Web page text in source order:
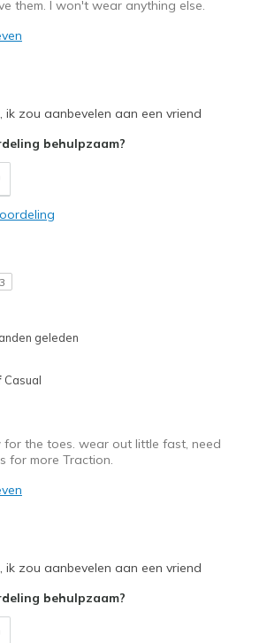
them. I won't wear anything else.
Feels full size too small
Shoes are for Wearing
ik zou aanbevelen aan een vriend
behulpzaam?
3
geleden
Casual
for the toes. wear out little fast, need
for more Traction.
ik zou aanbevelen aan een vriend
behulpzaam?